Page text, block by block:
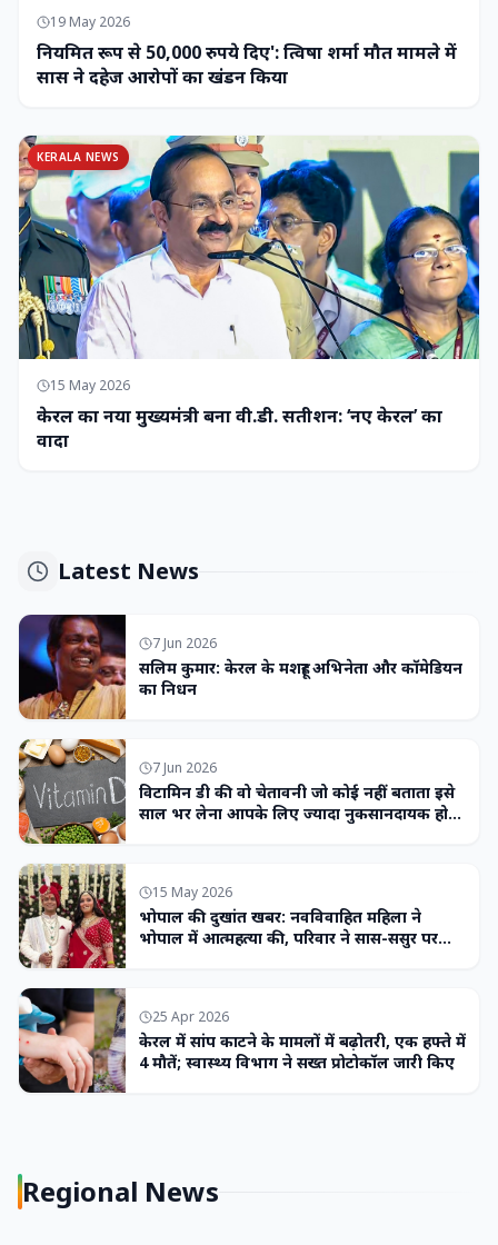
19 May 2026
नियमित रूप से 50,000 रुपये दिए': त्विषा शर्मा मौत मामले में
सास ने दहेज आरोपों का खंडन किया
KERALA NEWS
15 May 2026
केरल का नया मुख्यमंत्री बना वी.डी. सतीशन: ‘नए केरल’ का
वादा
Latest News
7 Jun 2026
सलिम कुमार: केरल के मशहूर अभिनेता और कॉमेडियन
का निधन
7 Jun 2026
विटामिन डी की वो चेतावनी जो कोई नहीं बताता इसे
साल भर लेना आपके लिए ज्यादा नुकसानदायक हो
15 May 2026
भोपाल की दुखांत खबर: नवविवाहित महिला ने
भोपाल में आत्महत्या की, परिवार ने सास-ससुर पर
25 Apr 2026
केरल में सांप काटने के मामलों में बढ़ोतरी, एक हफ्ते में
4 मौतें; स्वास्थ्य विभाग ने सख्त प्रोटोकॉल जारी किए
Regional News